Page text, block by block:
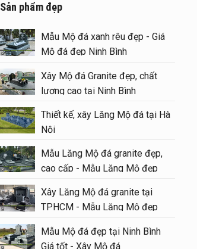
Sản phẩm đẹp
Mẫu Mộ đá xanh rêu đẹp - Giá
Mộ đá đẹp Ninh Bình
Xây Mộ đá Granite đẹp, chất
lượng cao tại Ninh Bình
Thiết kế, xây Lăng Mộ đá tại Hà
Nội
Mẫu Lăng Mộ đá granite đẹp,
cao cấp - Mẫu Lăng Mộ đẹp
Xây Lăng Mộ đá granite tại
TPHCM - Mẫu Lăng Mộ đẹp
Mẫu Mộ đá đẹp tại Ninh Bình
Giá tốt - Xây Mộ đá